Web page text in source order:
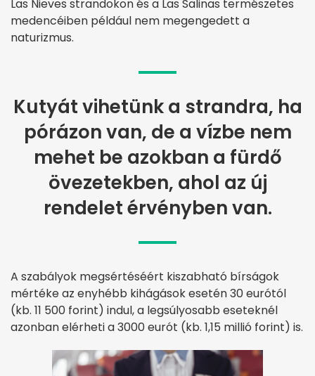
Las Nieves strandokon és a Las Salinas természetes
medencéiben például nem megengedett a
naturizmus.
Kutyát vihetünk a strandra, ha
pórázon van, de a vízbe nem
mehet be azokban a fürdő
övezetekben, ahol az új
rendelet érvényben van.
A szabályok megsértéséért kiszabható bírságok
mértéke az enyhébb kihágások esetén 30 eurótól
(kb. 11 500 forint) indul, a legsúlyosabb eseteknél
azonban elérheti a 3000 eurót (kb. 1,15 millió forint) is.